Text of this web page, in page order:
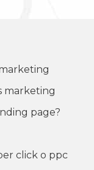
marketing
page?
click o ppc